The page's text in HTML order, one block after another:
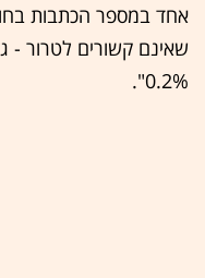
אחד במספר הכתבות
שאינם קשורים לטרור -
0.2%".